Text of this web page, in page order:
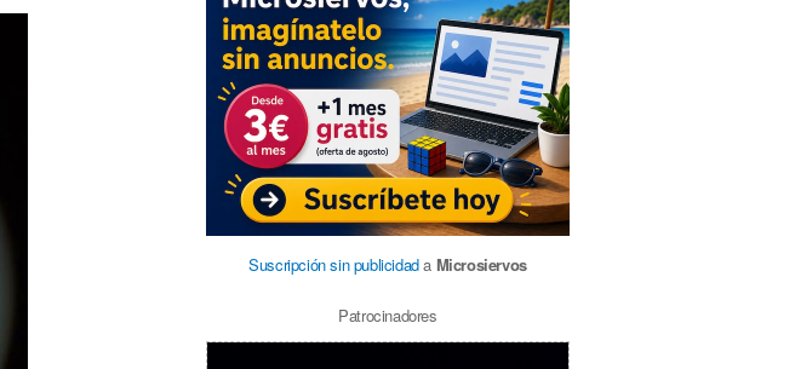
Suscripción sin publicidada Microsiervos
Patrocinadores